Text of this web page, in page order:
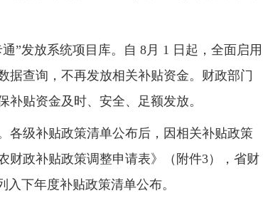
通”发放系统项目库。自 8月 1 日起，全面启用
据查询，不再发放相关补贴资金。财政部门
贴资金及时、安全、足额发放。
各级补贴政策清单公布后，因相关补贴政策
财政补贴政策调整申请表》（附件3），省财
下年度补贴政策清单公布。